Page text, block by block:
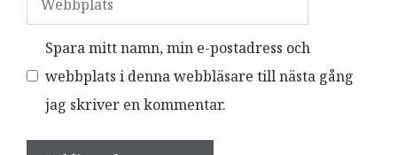
Spara mitt namn, min e-postadress och
webbplats i denna webbläsare till nästa gång
jag skriver en kommentar.